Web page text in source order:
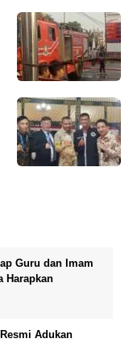
Guru dan Imam
Harapkan
Adukan